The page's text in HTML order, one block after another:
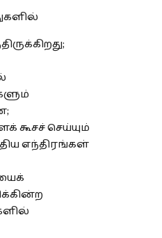
செய்யும்
எந்திரங்கள்